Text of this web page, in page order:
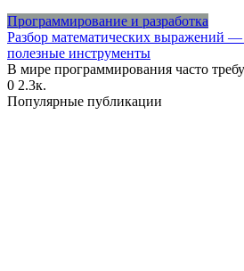
Программирование и разработка
Разбор математических выражений
полезные инструменты
В мире программирования часто
0 2.3к.
Популярные публикации